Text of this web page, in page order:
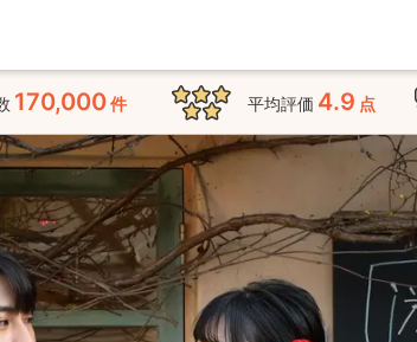
170,000件 平均評価 4.9 点